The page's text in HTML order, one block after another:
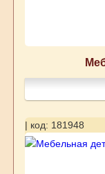
| код: 181948